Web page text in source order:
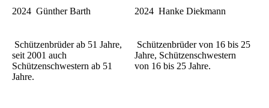
2024 Günther Barth
2024 Hanke Diekmann
Schützenbrüder ab 51 Jahre,
seit 2001 auch
Schützenschwestern ab 51
Jahre.
Schützenbrüder von 16 bis 25
Jahre, Schützenschwestern
von 16 bis 25 Jahre.